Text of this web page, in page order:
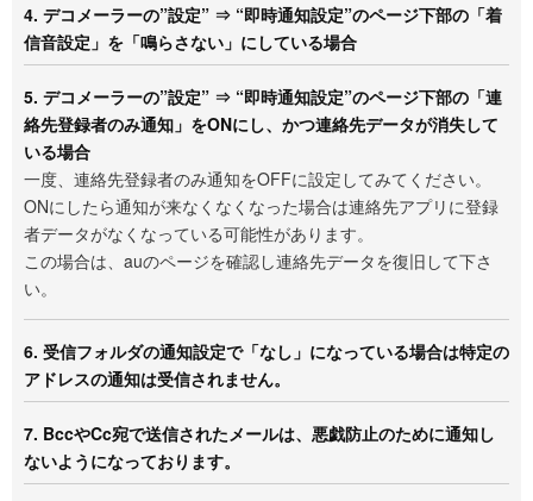
4. デコメーラーの”設定” ⇒ “即時通知設定”のページ下部の「着
信音設定」を「鳴らさない」にしている場合
5. デコメーラーの”設定” ⇒ “即時通知設定”のページ下部の「連
絡先登録者のみ通知」をONにし、かつ連絡先データが消失して
いる場合
一度、連絡先登録者のみ通知をOFFに設定してみてください。
ONにしたら通知が来なくなくなった場合は連絡先アプリに登録
者データがなくなっている可能性があります。
この場合は、auのページを確認し連絡先データを復旧して下さ
い。
6. 受信フォルダの通知設定で「なし」になっている場合は特定の
アドレスの通知は受信されません。
7. BccやCc宛で送信されたメールは、悪戯防止のために通知し
ないようになっております。